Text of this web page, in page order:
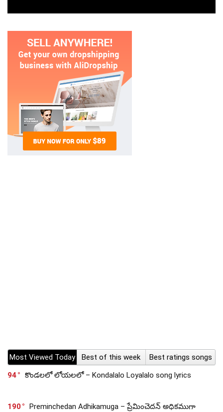
Most Viewed Today Best of this week
Best ratings songs
94
కొండలలో లోయలలో – Kondalalo Loyalalo song lyrics
190 Preminchedan Adhikamuga – ప్రేమించెదన్ అధికముగా